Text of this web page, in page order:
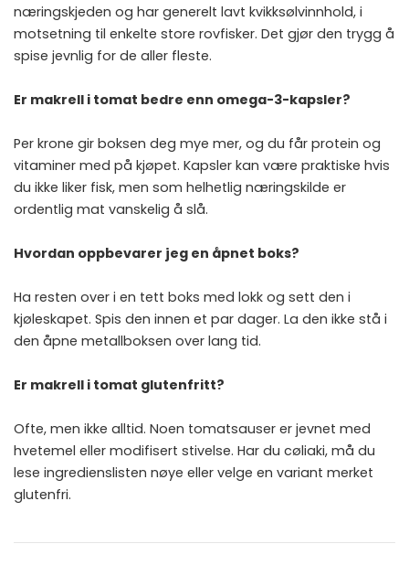
næringskjeden og har generelt lavt kvikksølvinnhold, i
motsetning til enkelte store rovfisker. Det gjør den trygg å
spise jevnlig for de aller fleste.
Er makrell i tomat bedre enn omega-3-kapsler?
Per krone gir boksen deg mye mer, og du får protein og
vitaminer med på kjøpet. Kapsler kan være praktiske hvis
du ikke liker fisk, men som helhetlig næringskilde er
ordentlig mat vanskelig å slå.
Hvordan oppbevarer jeg en åpnet boks?
Ha resten over i en tett boks med lokk og sett den i
kjøleskapet. Spis den innen et par dager. La den ikke stå i
den åpne metallboksen over lang tid.
Er makrell i tomat glutenfritt?
Ofte, men ikke alltid. Noen tomatsauser er jevnet med
hvetemel eller modifisert stivelse. Har du cøliaki, må du
lese ingredienslisten nøye eller velge en variant merket
glutenfri.